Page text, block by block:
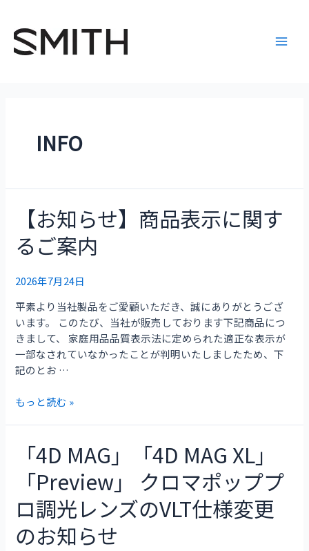
INFO
【お知らせ】商品表示に関す
るご案内
2026年7月24日
平素より当社製品をご愛顧いただき、誠にありがとうござ
います。 このたび、当社が販売しております下記商品につ
きまして、 家庭用品品質表示法に定められた適正な表示が
一部なされていなかったことが判明いたしましたため、下
記のとお …
【お
ら
せ】
商
表
示
に
関
す
ご
もっと読む »
「4D MAG」「4D MAG XL」
「Preview」 クロマポッププ
ロ調光レンズのVLT仕様変更
のお知らせ
「4D
MAG」
XL」
「Preview」
ク
の
ペ